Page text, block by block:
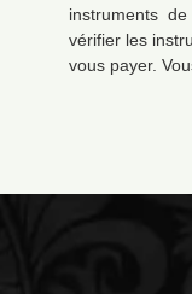
instruments
vérifier les
vous payer.